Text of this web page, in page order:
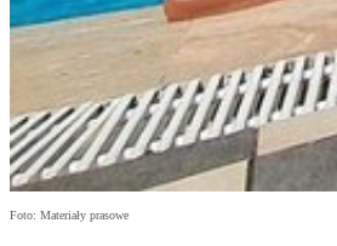
Foto: Materiały prasowe